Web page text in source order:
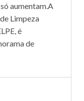
aumentam.A
Limpeza
é
de